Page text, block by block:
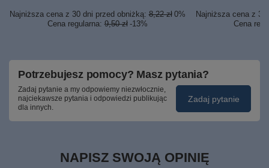
Najniższa cena z 30 dni przed obniżką:8,22 zł 0%
Cena regularna:9,50 zł -13%
Najniższa cena z
Cena
Potrzebujesz pomocy? Masz pytania?
Zadaj pytanie a my odpowiemy niezwłocznie,
najciekawsze pytania i odpowiedzi publikując
dla innych.
Zadaj pytanie
NAPISZ SWOJĄ OPINIĘ